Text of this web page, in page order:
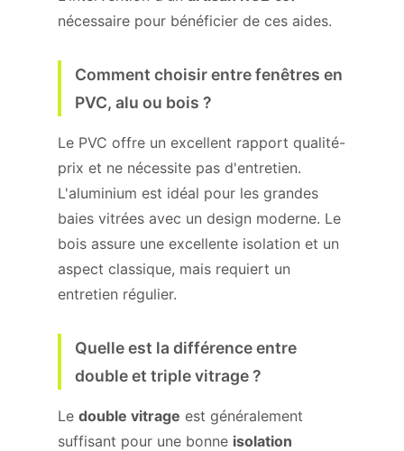
nécessaire pour bénéficier de ces aides.
Comment choisir entre fenêtres en
PVC, alu ou bois ?
Le PVC offre un excellent rapport qualité-
prix et ne nécessite pas d'entretien.
L'aluminium est idéal pour les grandes
baies vitrées avec un design moderne. Le
bois assure une excellente isolation et un
aspect classique, mais requiert un
entretien régulier.
Quelle est la différence entre
double et triple vitrage ?
Le double vitrage est généralement
suffisant pour une bonne isolation